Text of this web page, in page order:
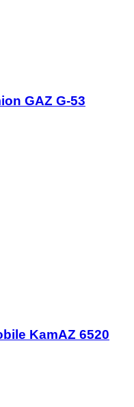
GAZ G-53
KamAZ 6520